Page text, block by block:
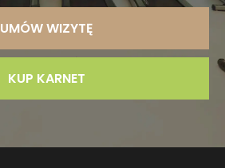
UMÓW WIZYTĘ
KUP KARNET